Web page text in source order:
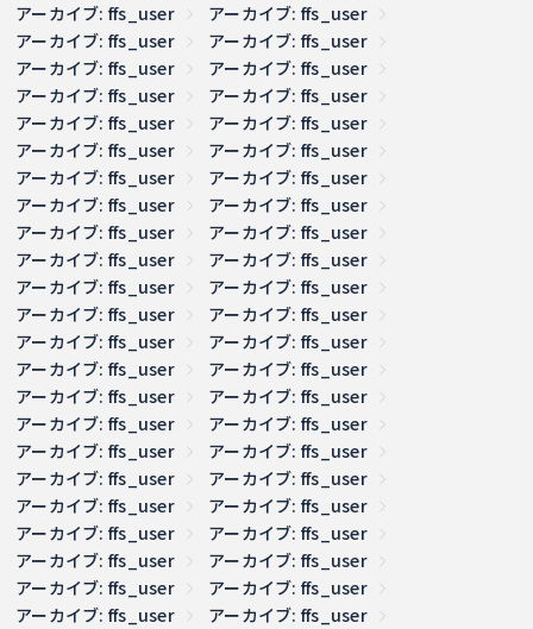
アーカイブ: ffs_user
アーカイブ: ffs_user
アーカイブ: ffs_user
アーカイブ: ffs_user
アーカイブ: ffs_user
アーカイブ: ffs_user
アーカイブ: ffs_user
アーカイブ: ffs_user
アーカイブ: ffs_user
アーカイブ: ffs_user
アーカイブ: ffs_user
アーカイブ: ffs_user
アーカイブ: ffs_user
アーカイブ: ffs_user
アーカイブ: ffs_user
アーカイブ: ffs_user
アーカイブ: ffs_user
アーカイブ: ffs_user
アーカイブ: ffs_user
アーカイブ: ffs_user
アーカイブ: ffs_user
アーカイブ: ffs_user
アーカイブ: ffs_user
アーカイブ: ffs_user
アーカイブ: ffs_user
アーカイブ: ffs_user
アーカイブ: ffs_user
アーカイブ: ffs_user
アーカイブ: ffs_user
アーカイブ: ffs_user
アーカイブ: ffs_user
アーカイブ: ffs_user
アーカイブ: ffs_user
アーカイブ: ffs_user
アーカイブ: ffs_user
アーカイブ: ffs_user
アーカイブ: ffs_user
アーカイブ: ffs_user
アーカイブ: ffs_user
アーカイブ: ffs_user
アーカイブ: ffs_user
アーカイブ: ffs_user
アーカイブ: ffs_user
アーカイブ: ffs_user
アーカイブ: ffs_user
アーカイブ: ffs_user